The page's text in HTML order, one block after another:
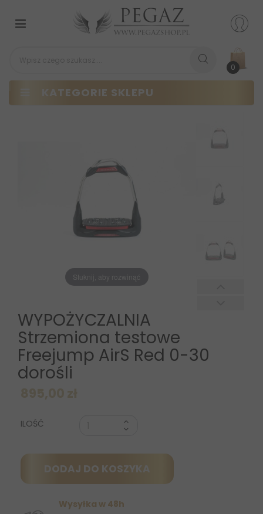
0
KATEGORIE SKLEPU
Przełącz
nawigacji
Stuknij, aby rozwinąć
WYPOŻYCZALNIA
Strzemiona testowe
Freejump AirS Red 0-30
dorośli
ILOŚĆ
DODAJ DO KOSZYKA
Wysyłka w 48h